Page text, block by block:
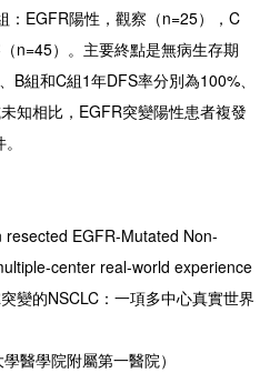
：EGFR陽性，觀察（n=25），C
n=45）。主要終點是無病生存期
B組和C組1年DFS率分別為100%、
知相比，EGFR突變陽性患者複發
EGFR-Mutated Non-
center real-world experience
變的NSCLC：一項多中心真實世界
醫學院附屬第一醫院）